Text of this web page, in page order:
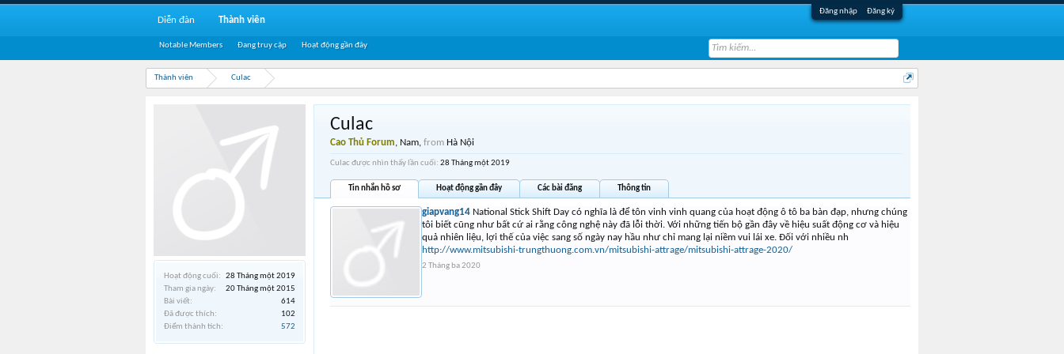
Đăng nhập Đăng ký
Thành viên Culac
Hoạt động cuối:
28 Tháng một 2019
Tham gia ngày:
20 Tháng một 2015
Bài viết:
614
Đã được thích:
102
Điểm thành tích:
572
Culac
Cao Thủ Forum, Nam, from Hà Nội
Culac được nhìn thấy lần cuối: 28 Tháng một 2019
Tin nhắn hồ sơ Hoạt động gần đây Các bài đăng Thông tin
giapvang14 National Stick Shift Day có nghĩa là để tôn vinh vinh quang của hoạt động ô tô ba bàn đạp, nhưng chúng
tôi biết cũng như bất cứ ai rằng công nghệ này đã lỗi thời. Với những tiến bộ gần đây về hiệu suất động cơ và hiệu
quả nhiên liệu, lợi thế của việc sang số ngày nay hầu như chỉ mang lại niềm vui lái xe. Đối với nhiều nh
http://www.mitsubishi-trungthuong.com.vn/mitsubishi-attrage/mitsubishi-attrage-2020/
2 Tháng ba 2020
Diễn đàn Thành viên
Notable Members Đang truy cập Hoạt động gần đây